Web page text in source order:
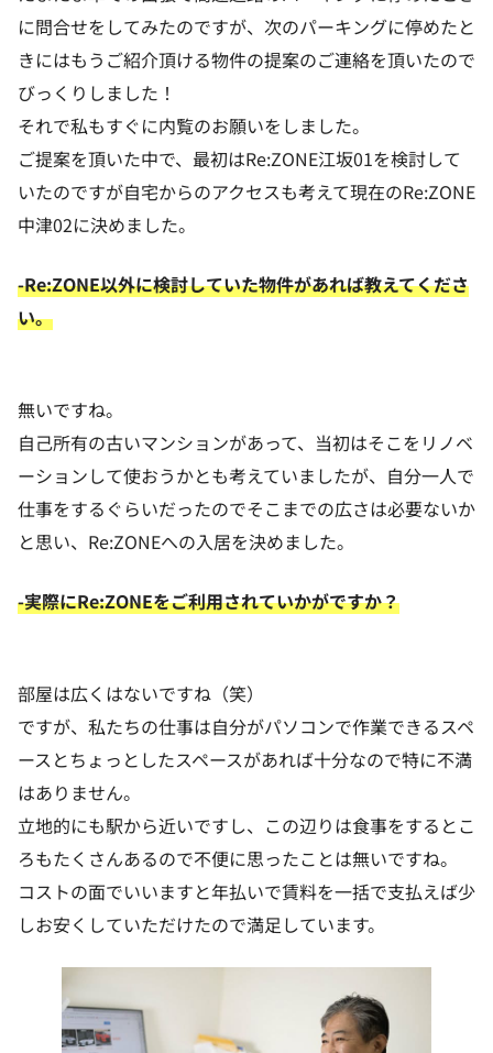
に問合せをしてみたのですが、次のパーキングに停めたと
きにはもうご紹介頂ける物件の提案のご連絡を頂いたので
びっくりしました！
それで私もすぐに内覧のお願いをしました。
ご提案を頂いた中で、最初はRe:ZONE江坂01を検討して
いたのですが自宅からのアクセスも考えて現在のRe:ZONE
中津02に決めました。
-Re:ZONE以外に検討していた物件があれば教えてくださ
い。
無いですね。
自己所有の古いマンションがあって、当初はそこをリノベ
ーションして使おうかとも考えていましたが、自分一人で
仕事をするぐらいだったのでそこまでの広さは必要ないか
と思い、Re:ZONEへの入居を決めました。
-実際にRe:ZONEをご利用されていかがですか？
部屋は広くはないですね（笑）
ですが、私たちの仕事は自分がパソコンで作業できるスペ
ースとちょっとしたスペースがあれば十分なので特に不満
はありません。
立地的にも駅から近いですし、この辺りは食事をするとこ
ろもたくさんあるので不便に思ったことは無いですね。
コストの面でいいますと年払いで賃料を一括で支払えば少
しお安くしていただけたので満足しています。